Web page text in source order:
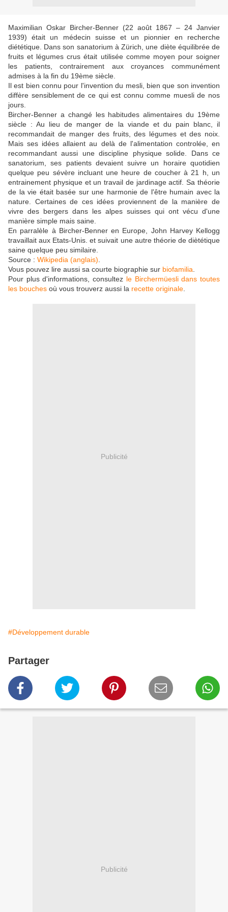
Maximilian Oskar Bircher-Benner (22 août 1867 – 24 Janvier
1939) était un médecin suisse et un pionnier en recherche
diététique. Dans son sanatorium à Zürich, une diète équilibrée de
fruits et légumes crus était utilisée comme moyen pour soigner
les patients, contrairement aux croyances communément
admises à la fin du 19ème siècle.
Il est bien connu pour l'invention du mesli, bien que son invention
diffère sensiblement de ce qui est connu comme muesli de nos
jours.
Bircher-Benner a changé les habitudes alimentaires du 19ème
siècle : Au lieu de manger de la viande et du pain blanc, il
recommandait de manger des fruits, des légumes et des noix.
Mais ses idées allaient au delà de l'alimentation controlée, en
recommandant aussi une discipline physique solide. Dans ce
sanatorium, ses patients devaient suivre un horaire quotidien
quelque peu sévère incluant une heure de coucher à 21 h, un
entrainement physique et un travail de jardinage actif. Sa théorie
de la vie était basée sur une harmonie de l'être humain avec la
nature. Certaines de ces idées proviennent de la manière de
vivre des bergers dans les alpes suisses qui ont vécu d'une
manière simple mais saine.
En parralèle à Bircher-Benner en Europe, John Harvey Kellogg
travaillait aux Etats-Unis. et suivait une autre théorie de diètétique
saine quelque peu similaire.
Source : Wikipedia (anglais)
Vous pouvez lire aussi sa courte biographie sur biofamilia
Pour plus d'informations, consultez le Birchermüesli dans toutes
les bouches où vous trouverz aussi la recette originale
Publicité
#Développement durable
Partager
Publicité